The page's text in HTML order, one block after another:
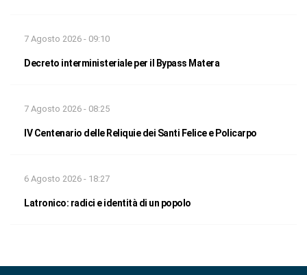
7 Agosto 2026 - 09:10
Decreto interministeriale per il Bypass Matera
7 Agosto 2026 - 08:25
IV Centenario delle Reliquie dei Santi Felice e Policarpo
6 Agosto 2026 - 18:27
Latronico: radici e identità di un popolo